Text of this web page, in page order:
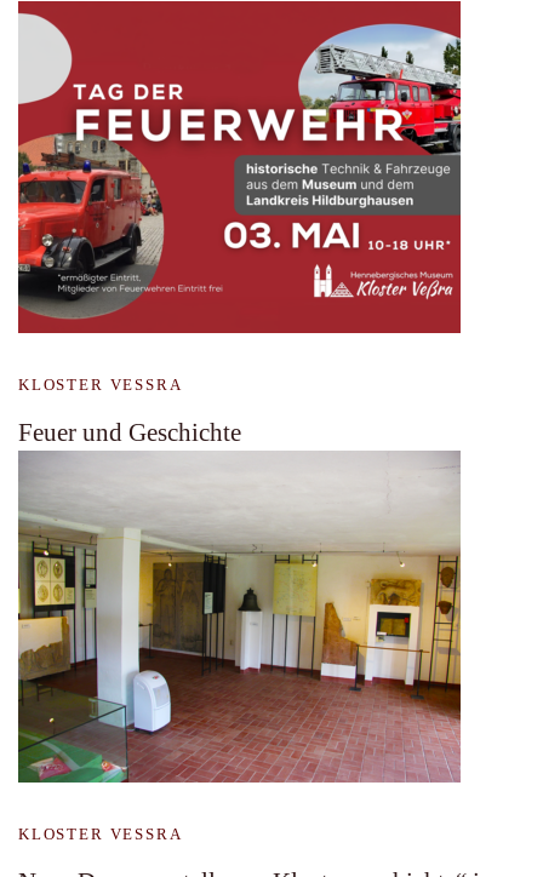
KLOSTER VESSRA
Feuer und Geschichte
KLOSTER VESSRA